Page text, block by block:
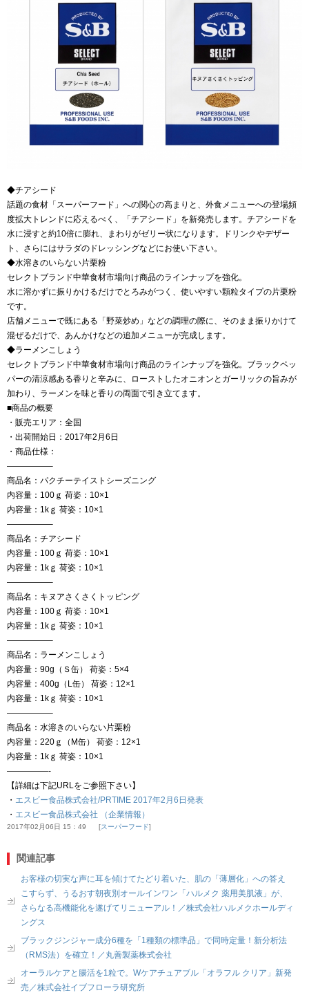
◆チアシード
話題の食材「スーパーフード」への関心の高まりと、外食メニューへの登場頻
度拡大トレンドに応えるべく、「チアシード」を新発売します。チアシードを
水に浸すと約10倍に膨れ、まわりがゼリー状になります。ドリンクやデザー
ト、さらにはサラダのドレッシングなどにお使い下さい。
◆水溶きのいらない片栗粉
セレクトブランド中華食材市場向け商品のラインナップを強化。
水に溶かずに振りかけるだけでとろみがつく、使いやすい顆粒タイプの片栗粉
です。
店舗メニューで既にある「野菜炒め」などの調理の際に、そのまま振りかけて
混ぜるだけで、あんかけなどの追加メニューが完成します。
◆ラーメンこしょう
セレクトブランド中華食材市場向け商品のラインナップを強化。ブラックペッ
パーの清涼感ある香りと辛みに、ローストしたオニオンとガーリックの旨みが
加わり、ラーメンを味と香りの両面で引き立てます。
■商品の概要
・販売エリア：全国
・出荷開始日：2017年2月6日
・商品仕様：
—————–
商品名：パクチーテイストシーズニング
内容量：100ｇ 荷姿：10×1
内容量：1kｇ 荷姿：10×1
—————–
商品名：チアシード
内容量：100ｇ 荷姿：10×1
内容量：1kｇ 荷姿：10×1
—————–
商品名：キヌアさくさくトッピング
内容量：100ｇ 荷姿：10×1
内容量：1kｇ 荷姿：10×1
—————–
商品名：ラーメンこしょう
内容量：90g（Ｓ缶） 荷姿：5×4
内容量：400g（L缶） 荷姿：12×1
内容量：1kｇ 荷姿：10×1
—————–
商品名：水溶きのいらない片栗粉
内容量：220ｇ（M缶） 荷姿：12×1
内容量：1kｇ 荷姿：10×1
—————-
【詳細は下記URLをご参照下さい】
・ エスビー食品株式会社/PRTIME 2017年2月6日発表
・ エスビー食品株式会社 （企業情報）
2017年02月06日 15：49 スーパーフード
関連記事
お客様の切実な声に耳を傾けてたどり着いた、肌の「薄層化」への答え
こすらず、うるおす朝夜別オールインワン「ハルメク 薬用美肌液」が、
さらなる高機能化を遂げてリニューアル！／株式会社ハルメクホールディ
ングス
ブラックジンジャー成分6種を「1種類の標準品」で同時定量！新分析法
（RMS法）を確立！／丸善製薬株式会社
オーラルケアと腸活を1粒で。Wケアチュアブル「オラフル クリア」新発
売／株式会社イブフローラ研究所